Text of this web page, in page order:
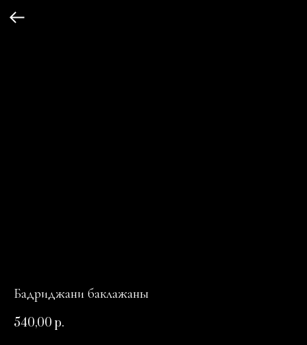
Бадриджани баклажаны
540,00 р.